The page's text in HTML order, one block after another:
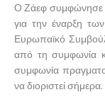
Ο Ζάεφ συμφώνησε
για την έναρξη
Ευρωπαϊκό
από τη συμφωνία
συμφωνία
να διοριστεί σήμερα.